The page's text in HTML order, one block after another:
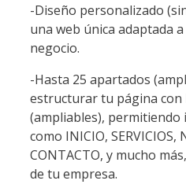
-Diseño personalizado
una web única adaptada
negocio.
-Hasta 25 apartados
estructurar tu página con
(ampliables), permitiendo
como INICIO, SERVICIOS,
CONTACTO, y mucho
de tu empresa.